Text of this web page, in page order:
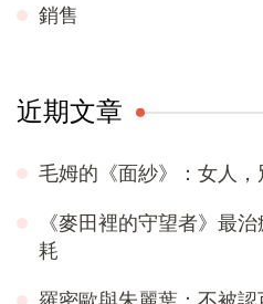
銷售
近期文章
毛姆的《面紗》：女人
《麥田裡的守望者》最
耗